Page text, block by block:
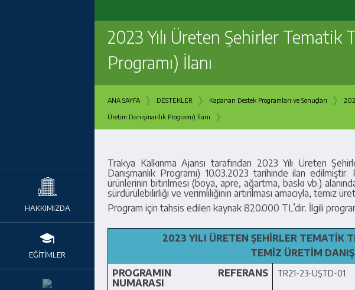
HAKKIMIZDA
EĞİTİMLER
2023 Yılı Üreten Şehirler Tematik
Programı) İlanı
ANA SAYFA › DESTEKLER › Kapanan Destek Programları ve Sonuçları ›
Üretim Danışmanlık Programı) İlanı ›
Trakya Kalkınma Ajansı tarafından 2023 Yılı Üreten
Danışmanlık Programı) 10.03.2023 tarihinde ilan edilmiştir.
ürünlerinin bitirilmesi (boya, apre, ağartma, baskı vb.)
sürdürülebilirliği ve verimliliğinin artırılması amacıyla, temiz
Program için tahsis edilen kaynak 820.000 TL’dir. İlgili
2023 YILI ÜRETEN ŞEHİRLER TEMATİK
TEMİZ ÜRETİM
PROGRAMIN REFERANS
NUMARASI
TR21-23-ÜŞTD-01